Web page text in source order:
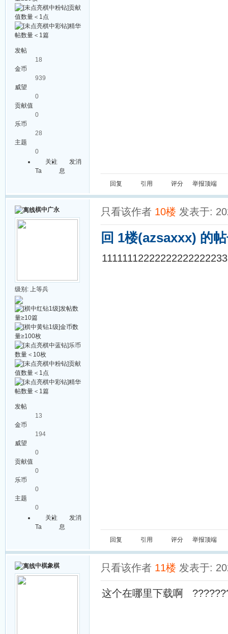
发帖
18
金币
939
威望
0
贡献值
0
乐币
28
主题
0
关注
Ta
发消
息
回复
引用 评分 举报顶端
棋中广永
级别: 上等兵
发帖
13
金币
194
威望
0
贡献值
0
乐币
0
主题
0
关注
Ta
发消
息
只看该作者 10楼 发表于:
回 1楼(azsaxxx) 的
回复 引用 评分 举报顶端
中棋象棋 只看该作者 11楼 发表于:
这个在哪里下载啊